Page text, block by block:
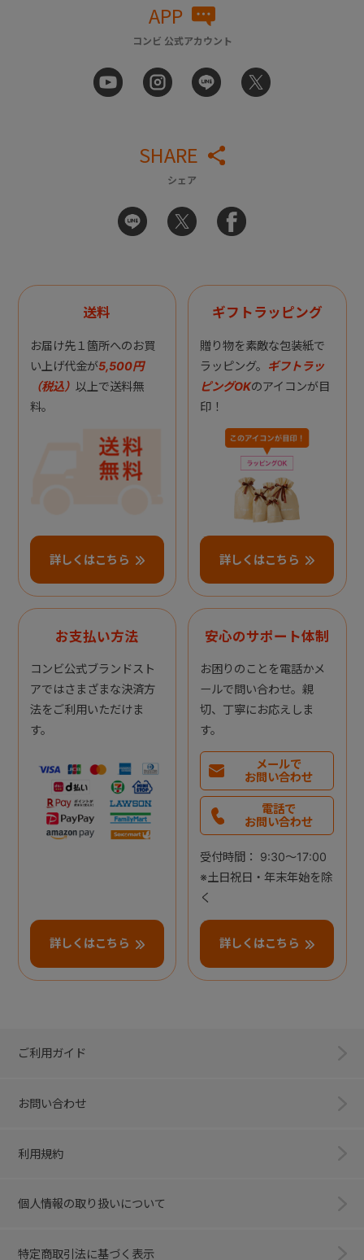
APP
コンビ 公式アカウント
SHARE
シェア
送料
お届け先１箇所へのお買
い上げ代金が5,500円
（税込） 以上で送料無
料。
詳しくはこちら
ギフトラッピング
贈り物を素敵な包装紙で
ラッピング。 ギフトラッ
ピングOKのアイコンが目
印！
詳しくはこちら
お支払い方法
コンビ公式ブランドスト
アではさまざまな決済方
法をご利用いただけま
す。
詳しくはこちら
安心のサポート体制
お困りのことを電話かメ
ールで問い合わせ。親
切、丁寧にお応えしま
す。
メールで
お問い合わせ
電話で
お問い合わせ
受付時間： 9:30～17:00
※土日祝日・年末年始を除
く
詳しくはこちら
ご利用ガイド
お問い合わせ
利用規約
個人情報の取り扱いについて
特定商取引法に基づく表示